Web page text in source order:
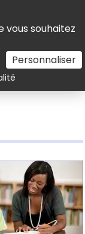
vous souhaitez
Personnaliser